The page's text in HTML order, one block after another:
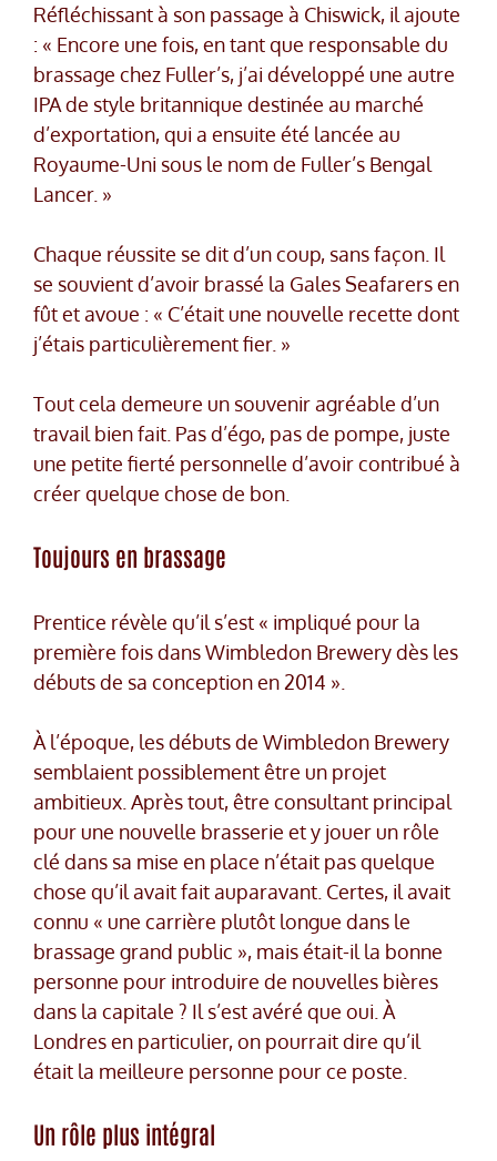
Réfléchissant à son passage à Chiswick, il ajoute
: « Encore une fois, en tant que responsable du
brassage chez Fuller’s, j’ai développé une autre
IPA de style britannique destinée au marché
d’exportation, qui a ensuite été lancée au
Royaume-Uni sous le nom de Fuller’s Bengal
Lancer. »
Chaque réussite se dit d’un coup, sans façon. Il
se souvient d’avoir brassé la Gales Seafarers en
fût et avoue : « C’était une nouvelle recette dont
j’étais particulièrement fier. »
Tout cela demeure un souvenir agréable d’un
travail bien fait. Pas d’égo, pas de pompe, juste
une petite fierté personnelle d’avoir contribué à
créer quelque chose de bon.
Toujours en brassage
Prentice révèle qu’il s’est « impliqué pour la
première fois dans Wimbledon Brewery dès les
débuts de sa conception en 2014 ».
À l’époque, les débuts de Wimbledon Brewery
semblaient possiblement être un projet
ambitieux. Après tout, être consultant principal
pour une nouvelle brasserie et y jouer un rôle
clé dans sa mise en place n’était pas quelque
chose qu’il avait fait auparavant. Certes, il avait
connu « une carrière plutôt longue dans le
brassage grand public », mais était-il la bonne
personne pour introduire de nouvelles bières
dans la capitale ? Il s’est avéré que oui. À
Londres en particulier, on pourrait dire qu’il
était la meilleure personne pour ce poste.
Un rôle plus intégral